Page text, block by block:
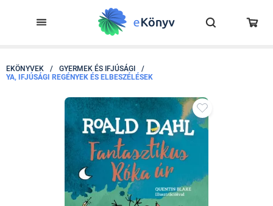
EKÖNYVEK / GYERMEK ÉS IFJÚSÁGI
/
YA, IFJÚSÁGI REGÉNYEK ÉS ELBESZÉLÉSEK